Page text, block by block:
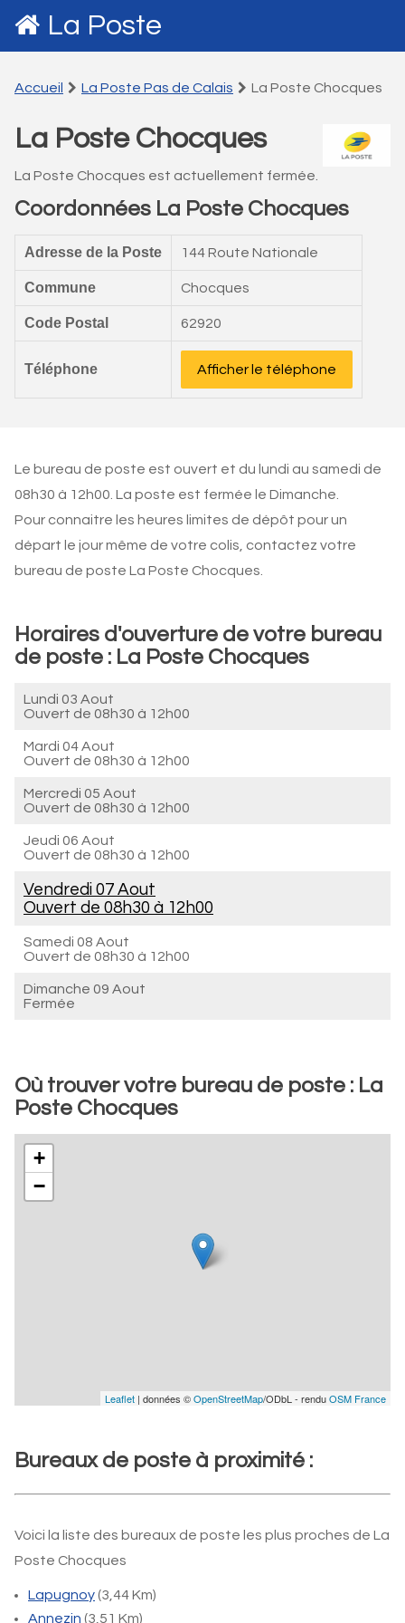
La Poste
Accueil La Poste Pas de Calais La Poste Chocques
La Poste Chocques
La Poste Chocques est actuellement fermée.
Coordonnées La Poste Chocques
Adresse de la Poste 144 Route Nationale
Commune Chocques
Code Postal 62920
Téléphone Afficher le téléphone
Le bureau de poste est ouvert et du lundi au samedi de
08h30 à 12h00. La poste est fermée le Dimanche.
Pour connaitre les heures limites de dépôt pour un
départ le jour même de votre colis, contactez votre
bureau de poste La Poste Chocques.
Horaires d'ouverture de votre bureau
de poste : La Poste Chocques
Lundi 03 Aout
Ouvert de 08h30 à 12h00
Mardi 04 Aout
Ouvert de 08h30 à 12h00
Mercredi 05 Aout
Ouvert de 08h30 à 12h00
Jeudi 06 Aout
Ouvert de 08h30 à 12h00
Vendredi 07 Aout
Ouvert de 08h30 à 12h00
Samedi 08 Aout
Ouvert de 08h30 à 12h00
Dimanche 09 Aout
Fermée
Où trouver votre bureau de poste : La
Poste Chocques
+
−
Leaflet | données ©OpenStreetMap/ODbL - renduOSM France
Bureaux de poste à proximité :
Voici la liste des bureaux de poste les plus proches de La
Poste Chocques
Lapugnoy(3,44 Km)
Annezin (3,51 Km)